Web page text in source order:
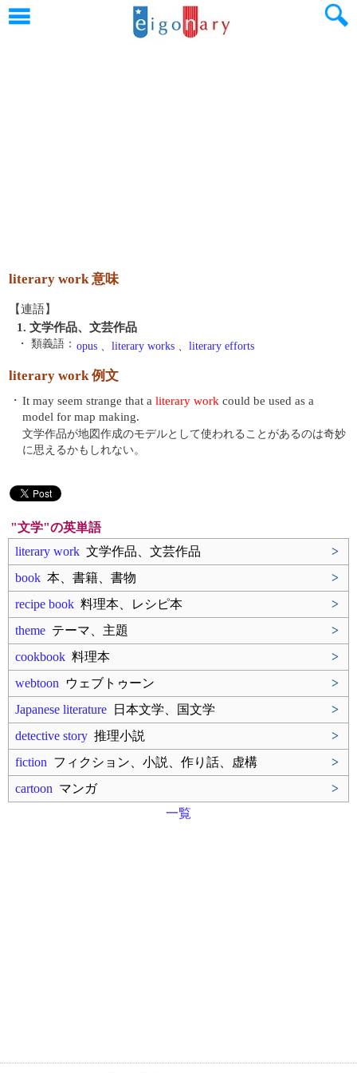
literary work 意味
【連語】
1. 文学作品、文芸作品
・ 類義語： opus 、 literary works 、 literary efforts
literary work 例文
・ It may seem strange that a literary work could be used as a
model for map making.
文学作品が地図作成のモデルとして使われることがあるのは奇妙
に思えるかもしれない。
"文学"の英単語
literary work 文学作品、文芸作品
>
book 本、書籍、書物
>
recipe book 料理本、レシピ本
>
theme テーマ、主題
>
cookbook 料理本
>
webtoon ウェブトゥーン
>
Japanese literature 日本文学、国文学
>
detective story 推理小説
>
fiction フィクション、小説、作り話、虚構
>
cartoon マンガ
>
一覧